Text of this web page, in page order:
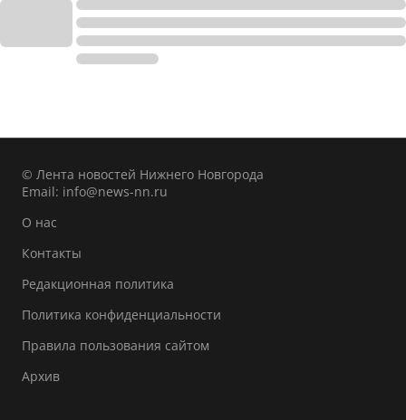
© Лента новостей Нижнего Новгорода
Email: info@news-nn.ru
О нас
Контакты
Редакционная политика
Политика конфиденциальности
Правила пользования сайтом
Архив